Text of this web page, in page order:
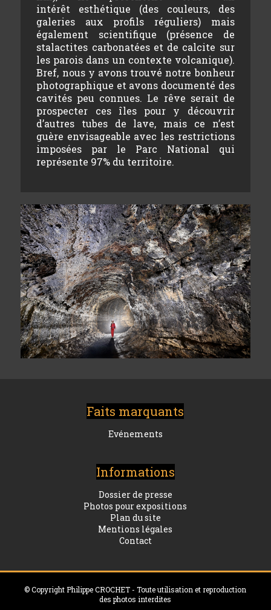
intérêt esthétique (des couleurs, des
galeries aux profils réguliers) mais
également scientifique (présence de
stalactites carbonatées et de calcite sur
les parois dans un contexte volcanique).
Bref, nous y avons trouvé notre bonheur
photographique et avons documenté des
cavités peu connues. Le rêve serait de
prospecter ces îles pour y découvrir
d’autres tubes de lave, mais ce n’est
guère envisageable avec les restrictions
imposées par le Parc National qui
représente 97% du territoire.
Faits marquants
Evénements
Informations
Dossier de presse
Photos pour expositions
Plan du site
Mentions légales
Contact
© Copyright Philippe CROCHET - Toute utilisation et reproduction
des photos interdites